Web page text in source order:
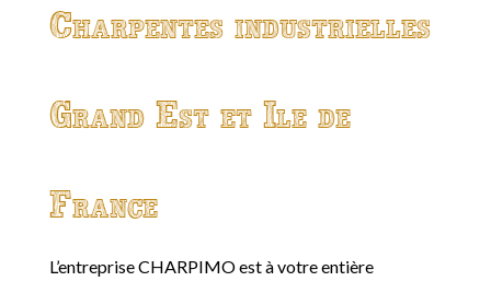
Charpentes industrielles
Grand Est et Ile de
France
L’entreprise CHARPIMO est à votre entière